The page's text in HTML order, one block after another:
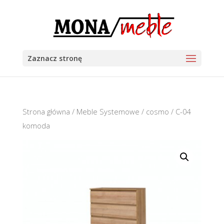
Zaznacz stronę
Strona główna / Meble Systemowe / cosmo / C-04
komoda